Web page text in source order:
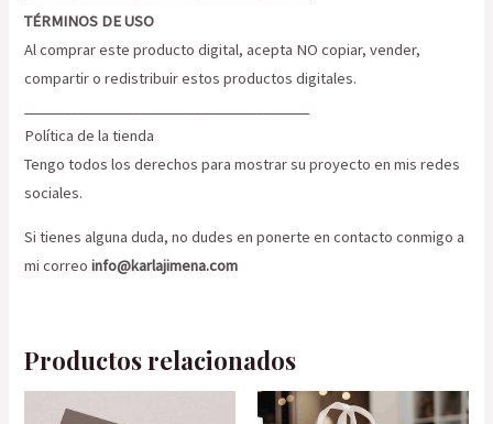
TÉRMINOS DE USO
Al comprar este producto digital, acepta NO copiar, vender,
compartir o redistribuir estos productos digitales.
Política de la tienda
Tengo todos los derechos para mostrar su proyecto en mis redes
sociales.
Si tienes alguna duda, no dudes en ponerte en contacto conmigo a
mi correoinfo@karlajimena.com
Productos relacionados